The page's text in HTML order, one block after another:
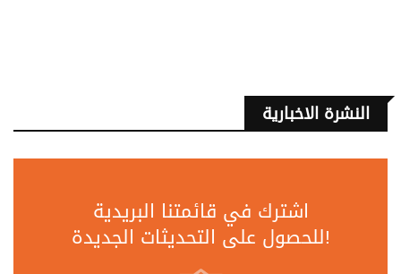
النشرة الاخبارية
اشترك في قائمتنا البريدية
للحصول على التحديثات الجديدة!